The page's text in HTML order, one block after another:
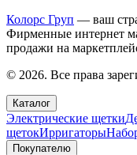
Колорс Груп — ваш
Фирменные интернет
продажи на
© 2026. Все права
Каталог
Электрические щетки
щетокИрригаторы
Покупателю